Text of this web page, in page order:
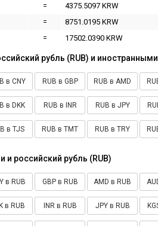
=
4375.5097 KRW
=
8751.0195 KRW
= 17502.0390 KRW
рубль (RUB) и
в CNY RUB в GBP RUB в AMD
в DKK RUB в INR RUB в JPY
в TJS RUB в TMT RUB в TRY
российский рубль (RUB)
в RUB GBP в RUB AMD в RUB
в RUB INR в RUB JPY в RUB